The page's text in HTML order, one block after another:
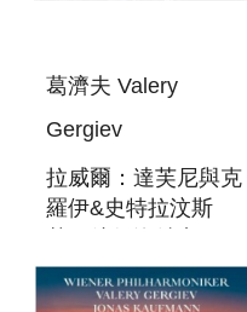
葛濟夫 Valery
Gergiev
拉威爾：達芙尼與克
羅伊&史特拉汶斯
鳥&春之祭：
RAVEL: DAPHNIS